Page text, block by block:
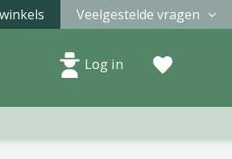
Veelgestelde vragen
Log in